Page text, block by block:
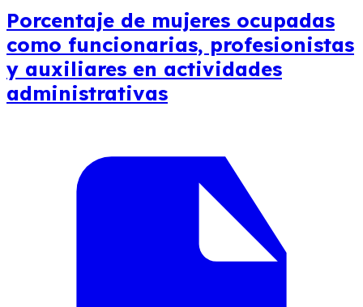
Porcentaje de mujeres ocupadas
como funcionarias, profesionistas
y auxiliares en actividades
administrativas